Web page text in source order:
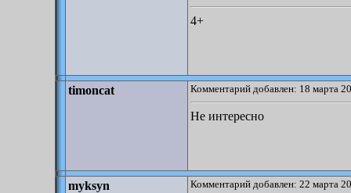
4+
timoncat Комментарий добавлен: 18 марта
Не интересно
myksyn Комментарий добавлен: 22 марта